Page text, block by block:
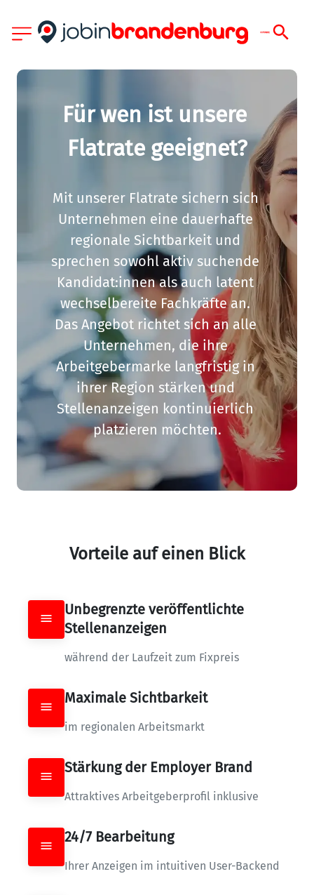
Für wen ist unsere
Flatrate geeignet?
Mit unserer Flatrate sichern sich
Unternehmen eine dauerhafte
regionale Sichtbarkeit und
sprechen sowohl aktiv suchende
Kandidat:innen als auch latent
wechselbereite Fachkräfte an.
Das Angebot richtet sich an alle
Unternehmen, die ihre
Arbeitgebermarke langfristig in
ihrer Region stärken und
Stellenanzeigen kontinuierlich
platzieren möchten.
Vorteile auf einen Blick
Unbegrenzte veröffentlichte
Stellenanzeigen
während der Laufzeit zum Fixpreis
Maximale Sichtbarkeit
im regionalen Arbeitsmarkt
Stärkung der Employer Brand
Attraktives Arbeitgeberprofil inklusive
24/7 Bearbeitung
Ihrer Anzeigen im intuitiven User-Backend